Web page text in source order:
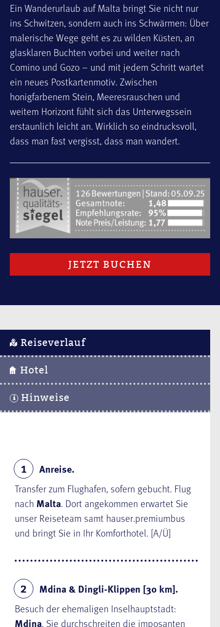
Ein Wanderurlaub auf Malta bringt Sie nicht nur
ins Schwitzen, sondern auch ins Schwärmen: Über
malerische Wege geht es zu wilden Küsten, an
glasklaren Buchten vorbei und weiter nach
Comino und Gozo – und mit jedem Schritt wartet
ein neues Postkartenmotiv. Zwischen
honigfarbenem Stein, Meeresrauschen und
weitem Horizont fühlt sich das Unterwegssein
erstaunlich leicht an. Wirklich so eindrucksvoll,
dass man fast vergisst, dass man wandert.
JETZT BUCHEN
Reiseverlauf
Hotel
Hinweise
1
Anreise.
Transfer zum Flughafen, sofern gebucht. Flug
nach Malta. Dort angekommen erwartet Sie
unser Reiseteam samt hauser.premiumbus
und bringt Sie in Ihr Komforthotel. [A/Ü]
2
Mdina & Dingli-Klippen [30 km].
Besuch der ehemaligen Inselhauptstadt:
Mdina. Sie durchschreiten die imposanten